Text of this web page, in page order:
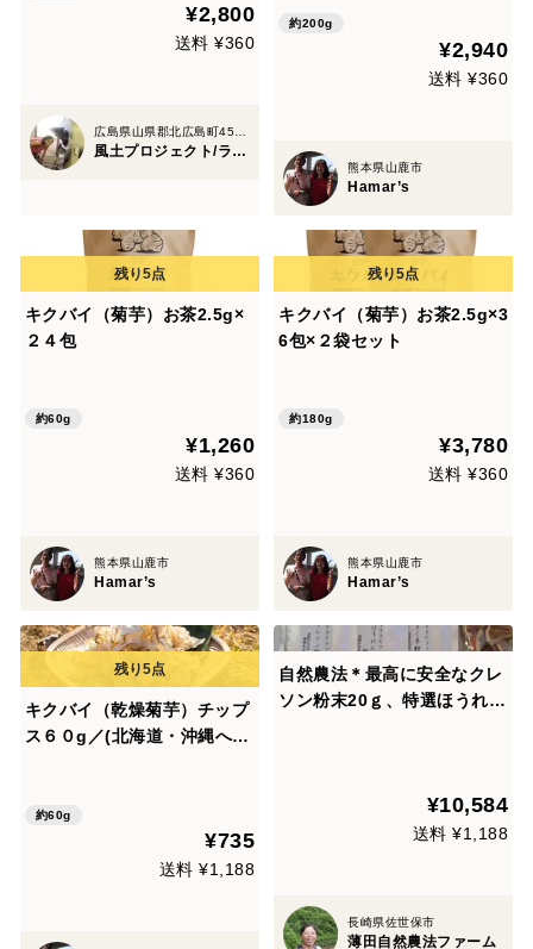
¥2,800
送料 ¥360
風土プロジェクト/ライフデザインマンボ
約200g
¥2,940
送料 ¥360
熊本県山鹿市
Hamar’s
キクバイ（菊芋）お茶2.5g×
２４包
約60g
¥1,260
送料 ¥360
熊本県山鹿市
Hamar’s
キクバイ（菊芋）お茶2.5g×3
6包×２袋セット
約180g
¥3,780
送料 ¥360
熊本県山鹿市
Hamar’s
キクバイ（乾燥菊芋）チップ
ス６０g／(北海道・沖縄への
約60g
¥735
送料 ¥1,188
自然農法＊最高に安全なクレ
ソン粉末20ｇ、特選ほうれん
全な野菜の粉末は、０％に近
¥10,584
送料 ¥1,188
長崎県佐世保市
薄田自然農法ファーム